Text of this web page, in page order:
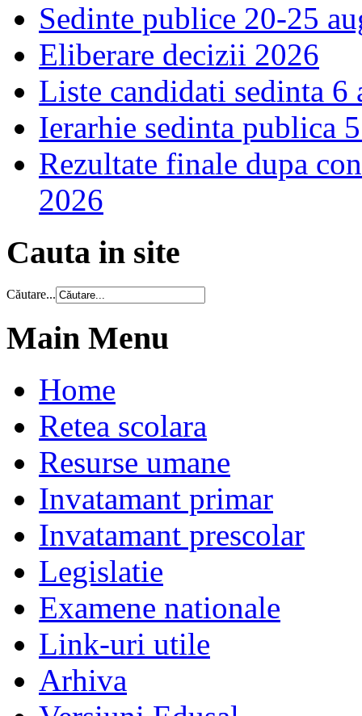
Sedinte publice 20-25
Eliberare decizii 2026
Liste candidati sedinta 6
Ierarhie sedinta publica
Rezultate finale dupa
2026
Cauta in site
Căutare...
Main Menu
Home
Retea scolara
Resurse umane
Invatamant primar
Invatamant prescolar
Legislatie
Examene nationale
Link-uri utile
Arhiva